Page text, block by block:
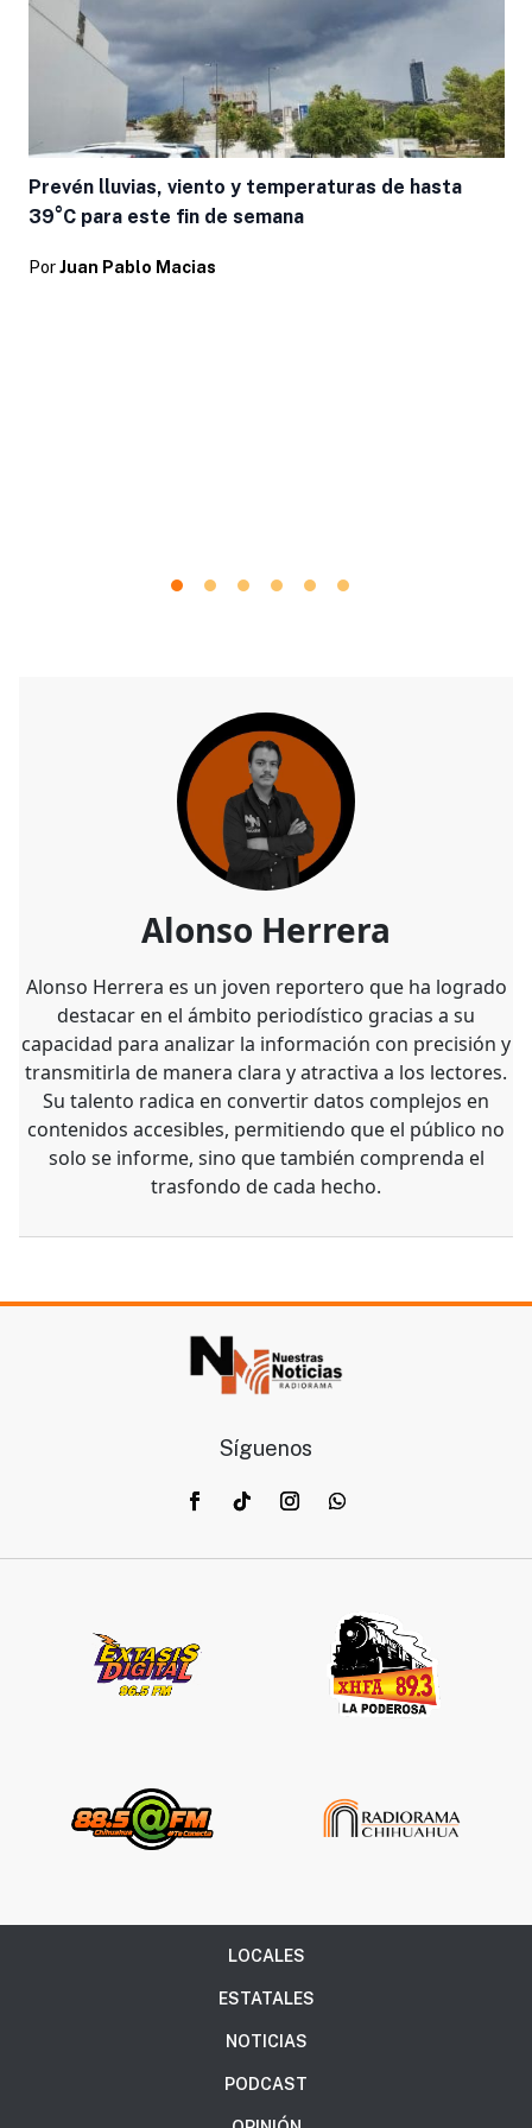
Prevén lluvias, viento y temperaturas de hasta
39°C para este fin de semana
Por Juan Pablo Macias
Alonso Herrera
Alonso Herrera es un joven reportero que ha logrado
destacar en el ámbito periodístico gracias a su
capacidad para analizar la información con precisión y
transmitirla de manera clara y atractiva a los lectores.
Su talento radica en convertir datos complejos en
contenidos accesibles, permitiendo que el público no
solo se informe, sino que también comprenda el
trasfondo de cada hecho.
Síguenos
LOCALES
ESTATALES
NOTICIAS
PODCAST